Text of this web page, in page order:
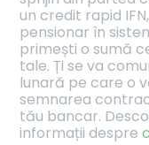
un credit rapid
pensionar în
primești o sumă
tale. Ți se va
lunară pe care o
semnarea
tău bancar.
informații despre